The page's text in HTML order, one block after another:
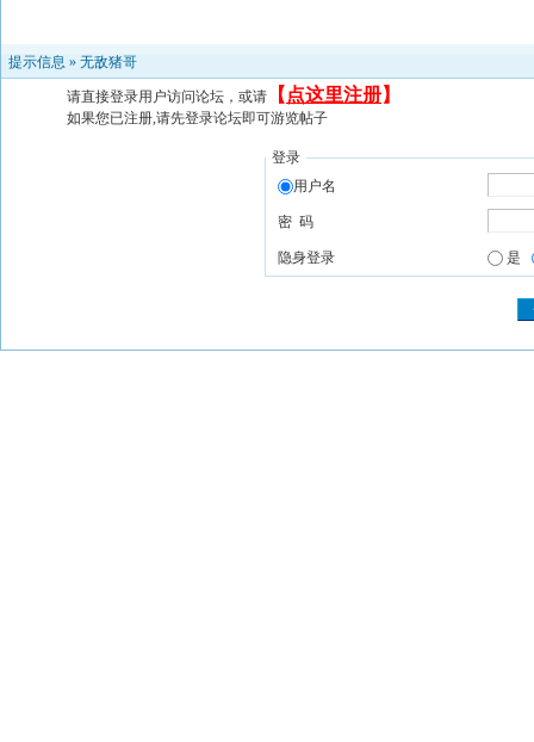
提示信息 » 无敌猪哥
请直接登录用户访问论坛，或请 【 点这里注册】
如果您已注册,请先登录论坛即可游览帖子
登录
用户名
密 码
隐身登录 是